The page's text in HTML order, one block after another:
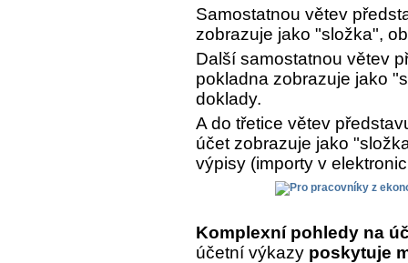
Samostatnou větev
zobrazuje jako "složka",
Další samostatnou větev
pokladna zobrazuje jako
doklady.
A do třetice větev
účet zobrazuje jako
výpisy (importy v
Komplexní pohledy na
účetní výkazy poskytuje